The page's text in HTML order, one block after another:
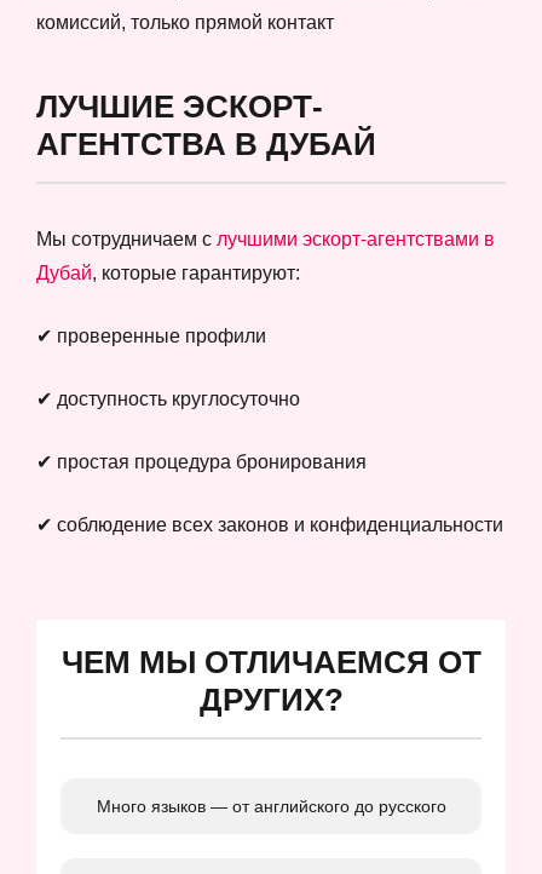
комиссий, только прямой контакт
ЛУЧШИЕ ЭСКОРТ-
АГЕНТСТВА В ДУБАЙ
Мы сотрудничаем с лучшими эскорт-агентствами в
Дубай, которые гарантируют:
✔ проверенные профили
✔ доступность круглосуточно
✔ простая процедура бронирования
✔ соблюдение всех законов и конфиденциальности
ЧЕМ МЫ ОТЛИЧАЕМСЯ ОТ
ДРУГИХ?
Много языков — от английского до русского